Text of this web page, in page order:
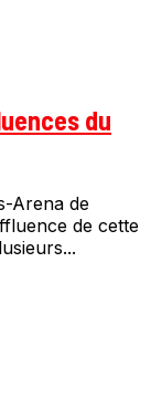
du
Arena de
de cette